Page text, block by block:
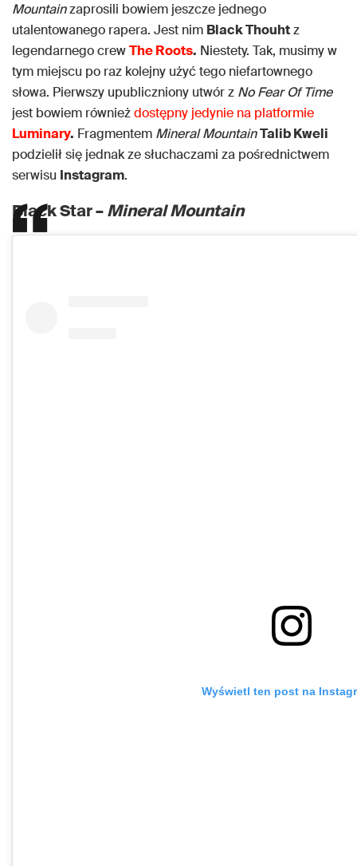
Mountainzaprosili bowiem jeszcze jednego
utalentowanego rapera. Jest nim Black Thouhtz
legendarnego crewThe Roots. Niestety. Tak, musimy w
tym miejscu po raz kolejny użyć tego niefartownego
słowa. Pierwszy upubliczniony utwór z No Fear Of Time
jest bowiem równieżdostępny jedynie na platformie
Luminary. Fragmentem Mineral MountainTalib Kweli
podzielił się jednak ze słuchaczami za pośrednictwem
serwisu Instagram.
Black Star –Mineral Mountain
Wyświetl ten post na